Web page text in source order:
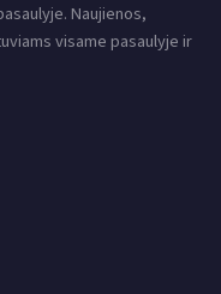
Naujienos,
visame pasaulyje ir